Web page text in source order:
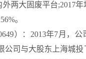
两大固废平台;2017
。
）：2013年7月，
公司与大股东上海城投